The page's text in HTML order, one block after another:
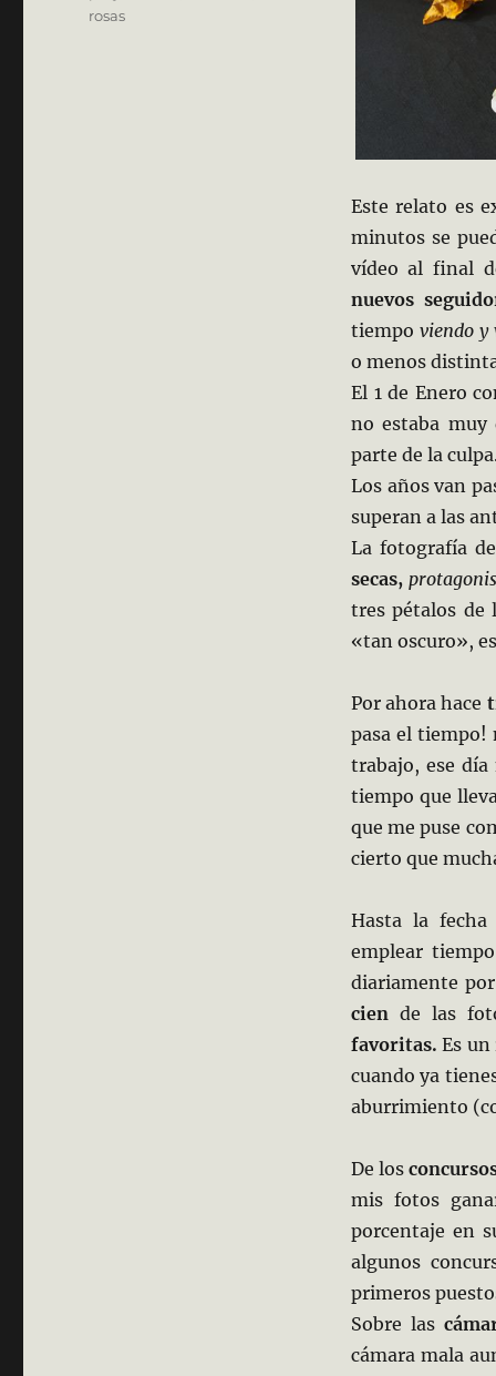
Este relato es
minutos se
vídeo al final
nuevos
tiempoviendo y
o menos
El 1 de Enero
no estaba
parte de la
Los años van
superan a las
La fotografía
secas,
trespétalos de
«tan oscuro»,
Por ahora hace
pasa el tiempo!
trabajo, ese
tiempo que
que me puse
cierto que
Hasta la
emplear
diariamente
ciende las
favoritas.Es
cuando ya
aburrimiento
De los
mis fotos
porcentaje en
algunos
primeros
Sobre las
cámara mala
rosas